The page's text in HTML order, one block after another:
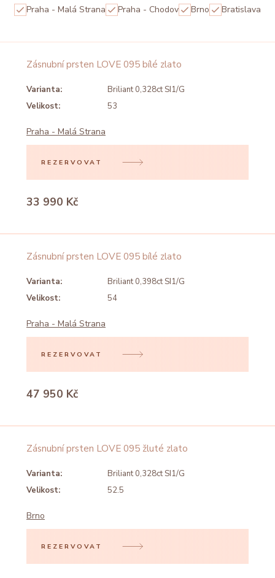
Praha - Malá Strana Praha - Chodov Brno Bratislava
Zásnubní prsten LOVE 095 bílé zlato
Varianta:
Briliant 0,328ct SI1/G
Velikost:
53
Praha - Malá Strana
REZERVOVAT
33 990 Kč
Zásnubní prsten LOVE 095 bílé zlato
Varianta:
Briliant 0,398ct SI1/G
Velikost:
54
Praha - Malá Strana
REZERVOVAT
47 950 Kč
Zásnubní prsten LOVE 095 žluté zlato
Varianta:
Briliant 0,328ct SI1/G
Velikost:
52.5
Brno
REZERVOVAT